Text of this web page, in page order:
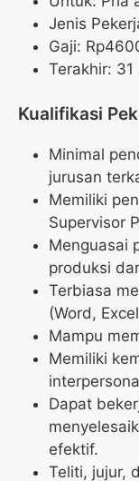
Jenis
Gaji: Rp
Terakhir:
Kualifikasi
Minimal
jurusan
Memiliki
Supervisor
Menguasai
produksi
Terbiasa
(Word,
Mampu
Memiliki
Dapat
efektif.
Teliti, jujur,